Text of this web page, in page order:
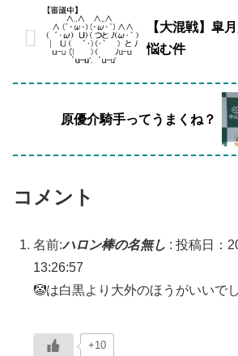
【大混戦】皐
悩む件
原優介騎手ってうまくね？
コメント
名前:ハロン棒の名無し : 投稿日：
13:26:57
🤡は白黒より大外のほうがいいで
+10